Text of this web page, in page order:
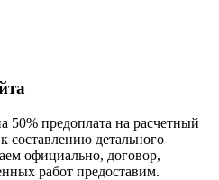
50% предоплата на расчетный
составлению детального
официально, договор,
работ предоставим.